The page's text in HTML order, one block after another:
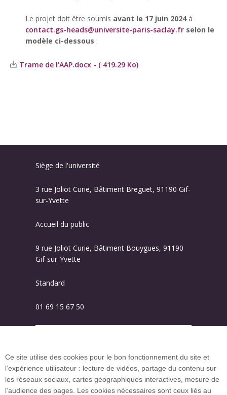
Le projet doit être soumis avant le 17 juin 2024 à
contact.gs-heads@universite-paris-saclay.fr selon le
modèle ci-dessous :
Trame de l'AAP.docx - ( 419.29 Ko)
Siège de l'université
3 rue Joliot Curie, Bâtiment Breguet, 91190 Gif-
sur-Yvette
Accueil du public
9 rue Joliot Curie, Bâtiment Bouygues, 91190
Gif-sur-Yvette
Standard
01 69 15 67 50
Plan du site
Ce site utilise des cookies pour le bon fonctionnement du site et
l’expérience utilisateur : lecture de vidéos, partage du contenu sur
les réseaux sociaux, cartes géographiques interactives, mesure de
l’audience des pages. Les cookies nécessaires sont ceux liés au